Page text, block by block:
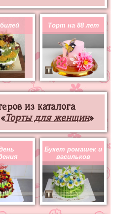
Торт на 88 лет
из каталога
Торты для женщин»
Букет ромашек и
васильков